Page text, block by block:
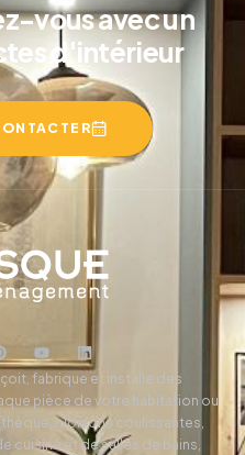
vous avec un
d'intérieur
fabrique et installe des
pièce de votre habitation ou
cloisons coulissantes,
cuisine et de salles de bains,